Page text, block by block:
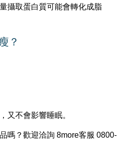
攝取蛋白質可能會轉化成脂
？
又不會影響睡眠。
嗎？歡迎洽詢 8more客服 0800-